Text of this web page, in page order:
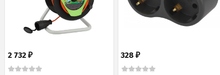
2 732 ₽ 328₽